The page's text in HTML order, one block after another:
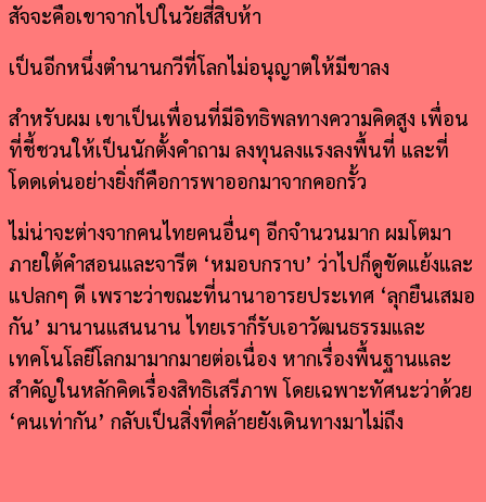
สัจจะคือเขาจากไปในวัยสี่สิบห้า
เป็นอีกหนึ่งตำนานกวีที่โลกไม่อนุญาตให้มีขาลง
สำหรับผม เขาเป็นเพื่อนที่มีอิทธิพลทางความคิดสูง เพื่อน
ที่ชี้ชวนให้เป็นนักตั้งคำถาม ลงทุนลงแรงลงพื้นที่ และที่
โดดเด่นอย่างยิ่งก็คือการพาออกมาจากคอกรั้ว
ไม่น่าจะต่างจากคนไทยคนอื่นๆ อีกจำนวนมาก ผมโตมา
ภายใต้คำสอนและจารีต ‘หมอบกราบ’ ว่าไปก็ดูขัดแย้งและ
แปลกๆ ดี เพราะว่าขณะที่นานาอารยประเทศ ‘ลุกยืนเสมอ
กัน’ มานานแสนนาน ไทยเราก็รับเอาวัฒนธรรมและ
เทคโนโลยีโลกมามากมายต่อเนื่อง หากเรื่องพื้นฐานและ
สำคัญในหลักคิดเรื่องสิทธิเสรีภาพ โดยเฉพาะทัศนะว่าด้วย
‘คนเท่ากัน’ กลับเป็นสิ่งที่คล้ายยังเดินทางมาไม่ถึง